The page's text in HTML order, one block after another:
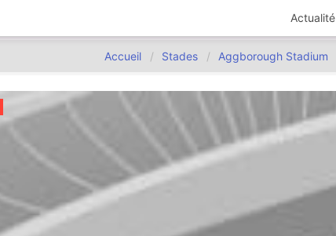
Actualité
Accueil Stades Aggborough Stadium